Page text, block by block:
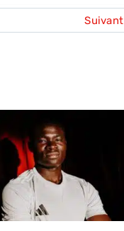
Suivant